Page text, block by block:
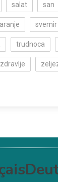
salat san
svemir
trudnoca
zdravlje